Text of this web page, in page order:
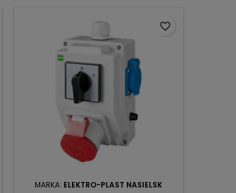
MARKA: ELEKTRO-PLAST NASIELSK
favorite_border